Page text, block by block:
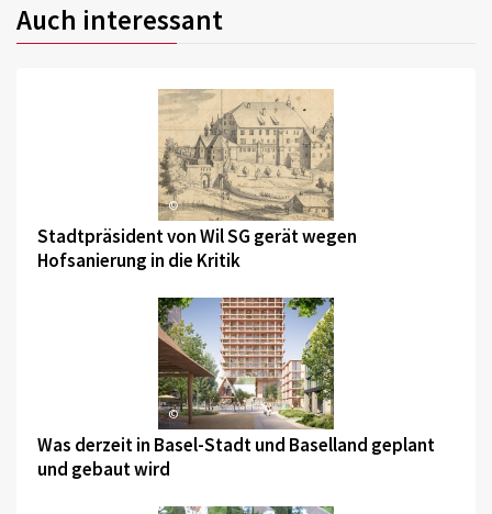
Auch interessant
©
Stadtpräsident von Wil SG gerät wegen
Hofsanierung in die Kritik
©
Was derzeit in Basel-Stadt und Baselland geplant
und gebaut wird